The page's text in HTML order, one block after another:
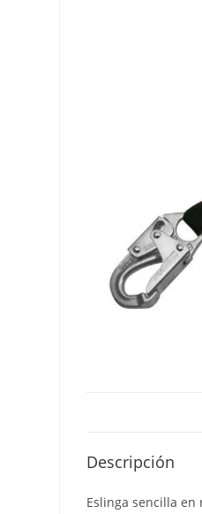
Descripción
Eslinga sencilla en